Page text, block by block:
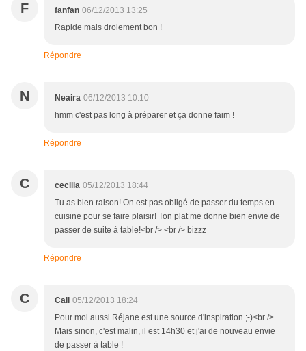
F fanfan 06/12/2013 13:25
Rapide mais drolement bon !
Répondre
N Neaira 06/12/2013 10:10
hmm c'est pas long à préparer et ça donne faim !
Répondre
C cecilia 05/12/2013 18:44
Tu as bien raison! On est pas obligé de passer du temps en
cuisine pour se faire plaisir! Ton plat me donne bien envie de
passer de suite à table!<br /> <br /> bizzz
Répondre
C Cali 05/12/2013 18:24
Pour moi aussi Réjane est une source d'inspiration ;-)<br />
Mais sinon, c'est malin, il est 14h30 et j'ai de nouveau envie
de passer à table !